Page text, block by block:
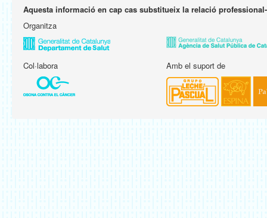
Aquesta informació en cap cas substitueix la relació
Organitza
Col·labora Amb el suport de